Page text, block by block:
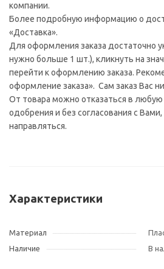
компании.
Более подробную информацию о
«Доставка».
Для оформления заказа достаточно
нужно больше 1 шт.), кликнуть на
перейти к оформлению заказа.
оформление заказа». Сам заказ Вас
От товара можно отказаться в
одобрения и без согласования с
направляться.
Характеристики
Материал
Наличие
В